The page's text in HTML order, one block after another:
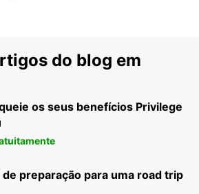
do blog em
os seus benefícios Privilege
de preparação para uma road trip